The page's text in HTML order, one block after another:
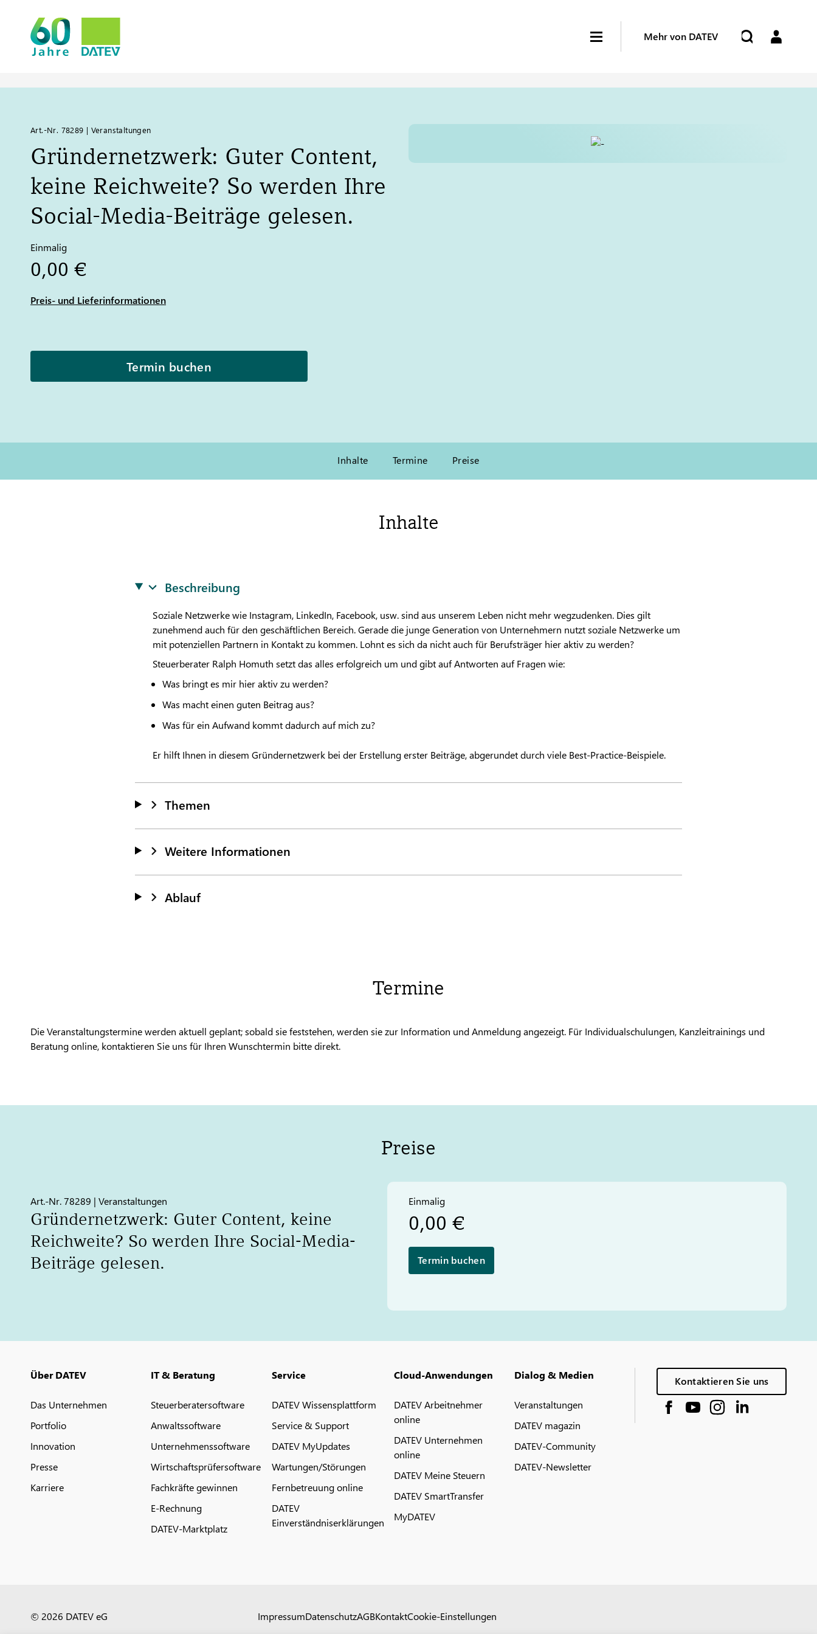
Mehr von DATEV
Art.-Nr. 78289 | Veranstaltungen
Gründernetzwerk: Guter Content,
keine Reichweite? So werden Ihre
Social-Media-Beiträge gelesen.
Einmalig
0,00 €
Preis- und Lieferinformationen
Termin buchen
Inhalte Termine Preise
Inhalte
Beschreibung
Soziale Netzwerke wie Instagram, LinkedIn, Facebook, usw. sind aus unserem Leben nicht mehr wegzudenken. Dies gilt
zunehmend auch für den geschäftlichen Bereich. Gerade die junge Generation von Unternehmern nutzt soziale Netzwerke um
mit potenziellen Partnern in Kontakt zu kommen. Lohnt es sich da nicht auch für Berufsträger hier aktiv zu werden?
Steuerberater Ralph Homuth setzt das alles erfolgreich um und gibt auf Antworten auf Fragen wie:
Was bringt es mir hier aktiv zu werden?
Was macht einen guten Beitrag aus?
Was für ein Aufwand kommt dadurch auf mich zu?
Er hilft Ihnen in diesem Gründernetzwerk bei der Erstellung erster Beiträge, abgerundet durch viele Best-Practice-Beispiele.
Themen
Weitere Informationen
Ablauf
Termine
Die Veranstaltungstermine werden aktuell geplant; sobald sie feststehen, werden sie zur Information und Anmeldung angezeigt. Für Individualschulungen, Kanzleitrainings und
Beratung online, kontaktieren Sie uns für Ihren Wunschtermin bitte direkt.
Preise
Art.-Nr. 78289 | Veranstaltungen
Gründernetzwerk: Guter Content, keine
Reichweite? So werden Ihre Social-Media-
Beiträge gelesen.
Einmalig
0,00 €
Termin buchen
Über DATEV
Das Unternehmen
Portfolio
Innovation
Presse
Karriere
IT & Beratung
Steuerberatersoftware
Anwaltssoftware
Unternehmenssoftware
Wirtschaftsprüfersoftware
Fachkräfte gewinnen
E-Rechnung
DATEV-Marktplatz
Service
DATEV Wissensplattform
Service & Support
DATEV MyUpdates
Wartungen/Störungen
Fernbetreuung online
DATEV
Einverständniserklärungen
Cloud-Anwendungen
DATEV Arbeitnehmer
online
DATEV Unternehmen
online
DATEV Meine Steuern
DATEV SmartTransfer
MyDATEV
Dialog & Medien
Veranstaltungen
DATEV magazin
DATEV-Community
DATEV-Newsletter
Kontaktieren Sie uns
© 2026 DATEV eG ImpressumDatenschutzAGBKontaktCookie-Einstellungen